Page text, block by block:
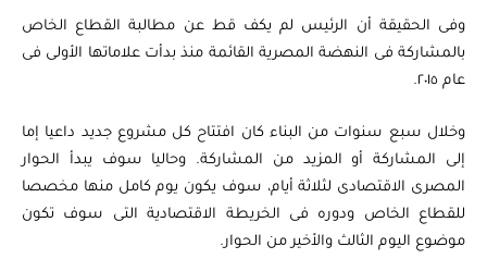
وفى الحقيقة أن الرئيس لم يكف قط عن مطالبة القطاع الخاص
بالمشاركة فى النهضة المصرية القائمة منذ بدأت علاماتها الأولى فى
عام ٢٠١٥.
وخلال سبع سنوات من البناء كان افتتاح كل مشروع جديد داعيا إما
إلى المشاركة أو المزيد من المشاركة. وحاليا سوف يبدأ الحوار
المصرى الاقتصادى لثلاثة أيام، سوف يكون يوم كامل منها مخصصا
للقطاع الخاص ودوره فى الخريطة الاقتصادية التى سوف تكون
موضوع اليوم الثالث والأخير من الحوار.